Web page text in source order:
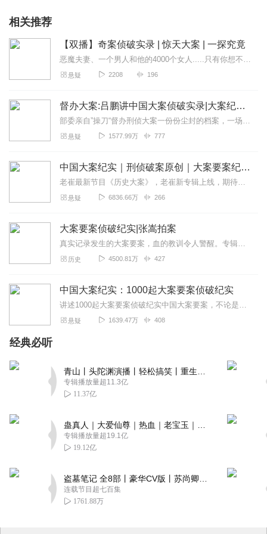
相关推荐
【双播】奇案侦破实录 | 惊天大案 | 一探究竟
恶魔夫妻、一个男人和他的4000个女人.....只有你想不到的，没有他不敢做的
悬疑 2208 196
督办大案:吕鹏讲中国大案侦破实录|大案纪实2023
部委亲自”操刀“督办刑侦大案一份份尘封的档案，一场场残酷阴谋，悬案再次重现天日……离奇、惊悚、耐人寻味，信仰与罪恶、欺骗与良善对抗撕扯……夺命现场，让人肾上腺素...
悬疑 1577.99万 777
中国大案纪实｜刑侦破案原创｜大案要案纪实录
老崔最新节目《历史大案》，老崔新专辑上线，期待您的宠幸。五星好评+15字好评留下您的脚印，告诉老崔您来过。【内容简介】中国大案纪实----不论是杀人还是放火...
悬疑 6836.66万 266
大案要案侦破纪实|张嵩拍案
真实记录发生的大案要案，血的教训令人警醒。专辑内容品质优质高出同类专辑548.40%的播放率，平均80%的完播率播讲人：张嵩，某省级电视台主持人。1999年—...
历史 4500.81万 427
中国大案纪实：1000起大案要案侦破纪实
讲述1000起大案要案侦破纪实中国大案要案，不论是杀人还是放火,抢劫还是强奸、贪污还是受贿。都无法逃脱我人民警察的天网，高举法律的利剑！斩杀世间一切罪犯，为建设...
悬疑 1639.47万 408
经典必听
专辑播放量超11.3亿
11.37亿
专辑播放量超19.1亿
19.12亿
连载节目超七百集
1761.88万